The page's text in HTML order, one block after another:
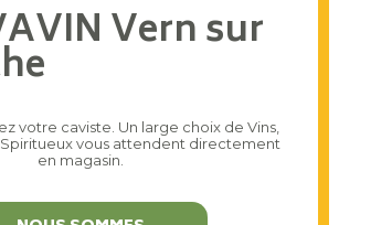
Vern sur
votre caviste. Un large choix de Vins,
vous attendent directement
en magasin.